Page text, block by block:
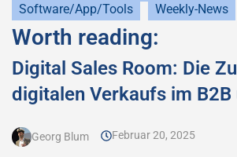
Software/App/Tools
Weekly-News
Worth reading:
Digital Sales Room: Die
digitalen Verkaufs im B2B
Georg Blum Februar 20, 2025